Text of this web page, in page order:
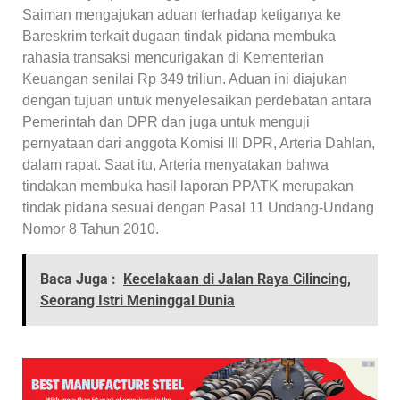
Saiman mengajukan aduan terhadap ketiganya ke
Bareskrim terkait dugaan tindak pidana membuka
rahasia transaksi mencurigakan di Kementerian
Keuangan senilai Rp 349 triliun. Aduan ini diajukan
dengan tujuan untuk menyelesaikan perdebatan antara
Pemerintah dan DPR dan juga untuk menguji
pernyataan dari anggota Komisi III DPR, Arteria Dahlan,
dalam rapat. Saat itu, Arteria menyatakan bahwa
tindakan membuka hasil laporan PPATK merupakan
tindak pidana sesuai dengan Pasal 11 Undang-Undang
Nomor 8 Tahun 2010.
Baca Juga :
Kecelakaan di Jalan Raya Cilincing,
Seorang Istri Meninggal Dunia